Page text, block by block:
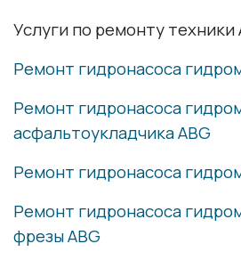
Услуги по ремонту техники
Ремонт гидронасоса
Ремонт гидронасоса
асфальтоукладчика ABG
Ремонт гидронасоса
Ремонт гидронасоса
фрезы ABG